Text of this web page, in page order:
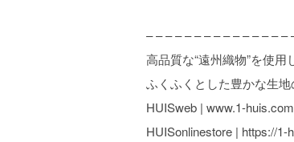
– – – – – – – – – – – – – – –
高品質な“遠州織物”を使用
ふくふくとした豊かな生地
HUISweb | www.1-huis.com
HUISonlinestore | https://1-